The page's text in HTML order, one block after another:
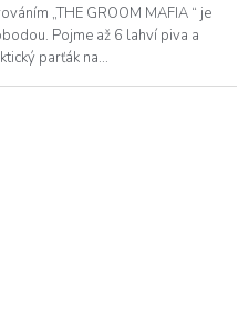
„THE GROOM MAFIA “ je
Pojme až 6 lahví piva a
parťák na...